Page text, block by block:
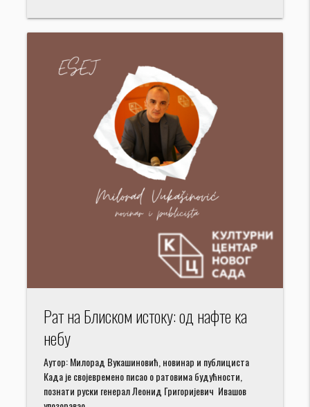
Рат на Блиском истоку: од нафте ка
небу
Аутор: Милорад Вукашиновић, новинар и публициста
Када је својевремено писао о ратовима будућности,
познати руски генерал Леонид Григоријевич Ивашов